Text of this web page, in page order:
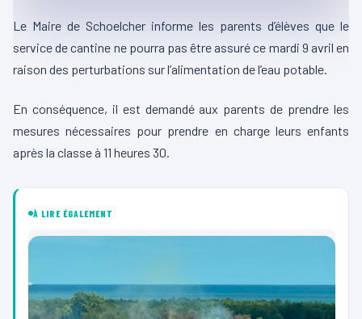
Le Maire de Schoelcher informe les parents d’élèves que le
service de cantine ne pourra pas être assuré ce mardi 9 avril en
raison des perturbations sur l’alimentation de l’eau potable.
En conséquence, il est demandé aux parents de prendre les
mesures nécessaires pour prendre en charge leurs enfants
après la classe à 11 heures 30.
À LIRE ÉGALEMENT